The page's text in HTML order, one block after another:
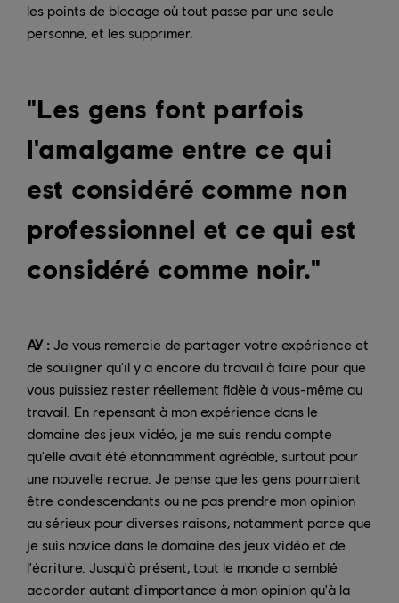
les points de blocage où tout passe par une seule
personne, et les supprimer.
"Les gens font parfois
l'amalgame entre ce qui
est considéré comme non
professionnel et ce qui est
considéré comme noir."
AY : Je vous remercie de partager votre expérience et
de souligner qu'il y a encore du travail à faire pour que
vous puissiez rester réellement fidèle à vous-même au
travail. En repensant à mon expérience dans le
domaine des jeux vidéo, je me suis rendu compte
qu'elle avait été étonnamment agréable, surtout pour
une nouvelle recrue. Je pense que les gens pourraient
être condescendants ou ne pas prendre mon opinion
au sérieux pour diverses raisons, notamment parce que
je suis novice dans le domaine des jeux vidéo et de
l'écriture. Jusqu'à présent, tout le monde a semblé
accorder autant d'importance à mon opinion qu'à la